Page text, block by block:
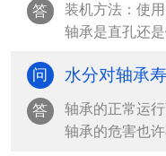
答
装机方法：使
轴承是直孔还
问 水分对轴承
答
轴承的正常运
轴承的危害也